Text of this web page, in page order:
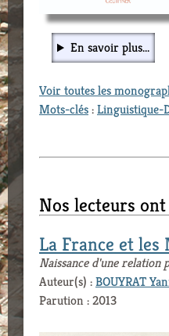
En savoir plus...
Voir toutes les
Mots-clés:Linguistique-
Nos lecteurs
La France et
Naissance d'une relation
Auteur(s) :BOUYRAT
Parution : 2013